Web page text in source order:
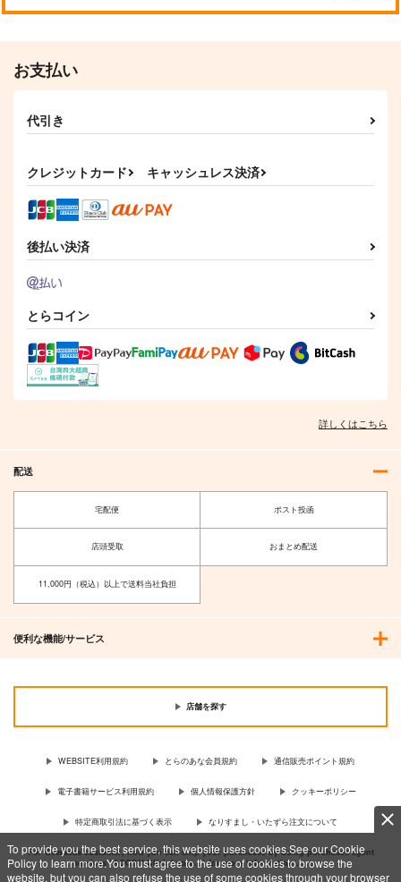
To provide you the best service, this website uses cookies.See our Cookie
Policy to learn more.You must agree to the use of cookies to browse the
website, but you can also refuse the use of some cookies through your browser
お支払い
代引き
クレジットカード キャッシュレス決済
後払い決済
とらコイン
詳しくはこちら
配送
宅配便 ポスト投函
店頭受取 おまとめ配送
11,000円（税込）以上で送料当社負担
便利な機能/サービス
店舗を探す
WEBSITE利用規約 とらのあな会員規約 通信販売ポイント規約
電子書籍サービス利用規約 個人情報保護方針 クッキーポリシー
特定商取引法に基づく表示 なりすまし・いたずら注文について
For Overseas customer, now you can ship your purchases by using purchases agent
services “AOCS”! Click {more…} for more information …more